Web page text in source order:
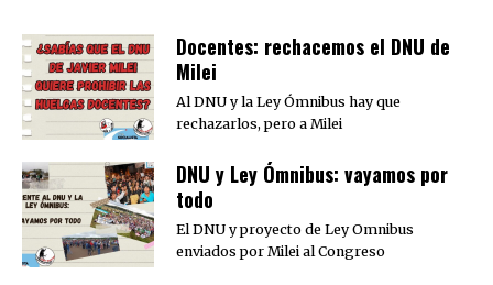
Docentes: rechacemos el DNU de
Milei
Al DNU y la Ley Ómnibus hay que
rechazarlos, pero a Milei
DNU y Ley Ómnibus: vayamos por
todo
El DNU y proyecto de Ley Omnibus
enviados por Milei al Congreso